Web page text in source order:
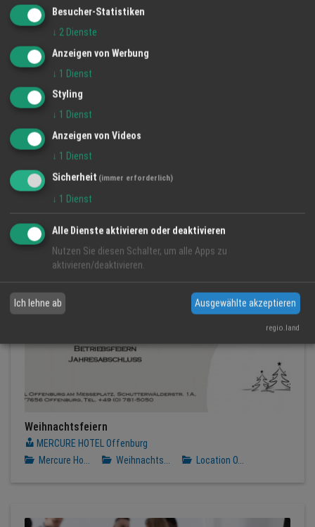
Naturland-Mobilstalleier aus Neuried-Ichenheim: Frisch,
nachhaltig und tiergerecht
Regionalwert Biomarkt Naturalia GmbH
Öko-Hühner
Weihnachtsfeiern
MERCURE HOTEL Offenburg
Mercure Ho...
Weihnachts... Location O...
Besucher-Statistiken
↓ 2 Dienste
Anzeigen von Werbung
↓ 1 Dienst
Styling
↓ 1 Dienst
Anzeigen von Videos
↓ 1 Dienst
Sicherheit (immer erforderlich)
↓ 1 Dienst
Alle Dienste aktivieren oder deaktivieren
Nutzen Sie diesen Schalter, um alle Apps zu
aktivieren/deaktivieren.
Ich lehne ab Ausgewählte akzeptieren
regio.land